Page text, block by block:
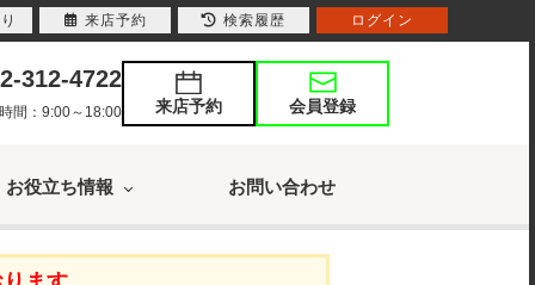
312-4722
間：9:00～18:00 来店予約 会員登録
お役立ち情報 お問い合わせ
来店予約 検索履歴 ログイン